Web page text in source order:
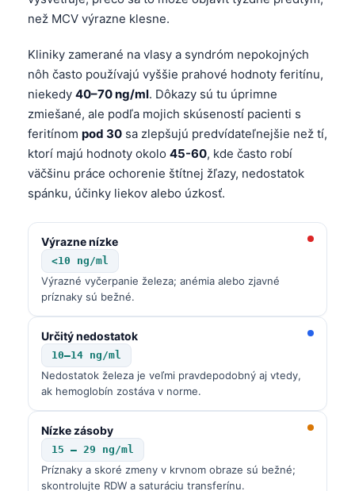
než MCV výrazne klesne.
Kliniky zamerané na vlasy a syndróm nepokojných
nôh často používajú vyššie prahové hodnoty feritínu,
niekedy 40–70 ng/ml. Dôkazy sú tu úprimne
zmiešané, ale podľa mojich skúseností pacienti s
feritínom pod 30 sa zlepšujú predvídateľnejšie než tí,
ktorí majú hodnoty okolo 45-60, kde často robí
väčšinu práce ochorenie štítnej žľazy, nedostatok
spánku, účinky liekov alebo úzkosť.
Výrazne nízke
<10 ng/ml
Výrazné vyčerpanie železa; anémia alebo zjavné
príznaky sú bežné.
Určitý nedostatok
10–14 ng/ml
Nedostatok železa je veľmi pravdepodobný aj vtedy,
ak hemoglobín zostáva v norme.
Nízke zásoby
15 – 29 ng/ml
Príznaky a skoré zmeny v krvnom obraze sú bežné;
skontrolujte RDW a saturáciu transferínu.